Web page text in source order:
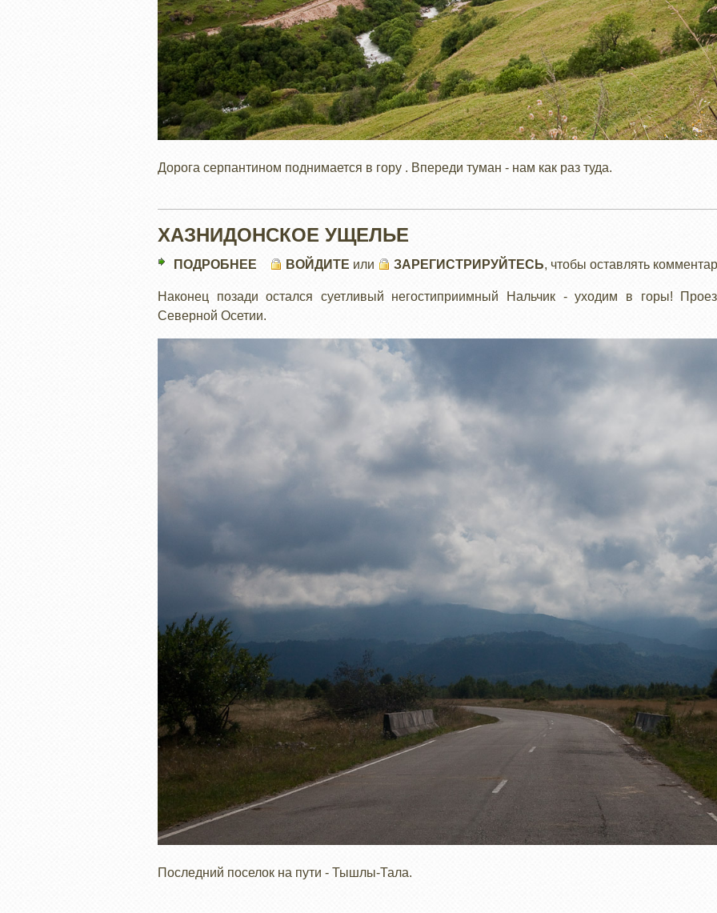
Дорога серпантином поднимается в гору . Впереди туман - нам как раз туда.
ХАЗНИДОНСКОЕ УЩЕЛЬЕ
ПОДРОБНЕЕ
УЩЕЛЬЕ
ВОЙДИТЕ или ЗАРЕГИСТРИРУЙТЕСЬ, чтобы оставлять
Наконец позади остался суетливый негостиприимный Нальчик - уходим в горы!
Северной Осетии.
Последний поселок на пути - Тышлы-Тала.